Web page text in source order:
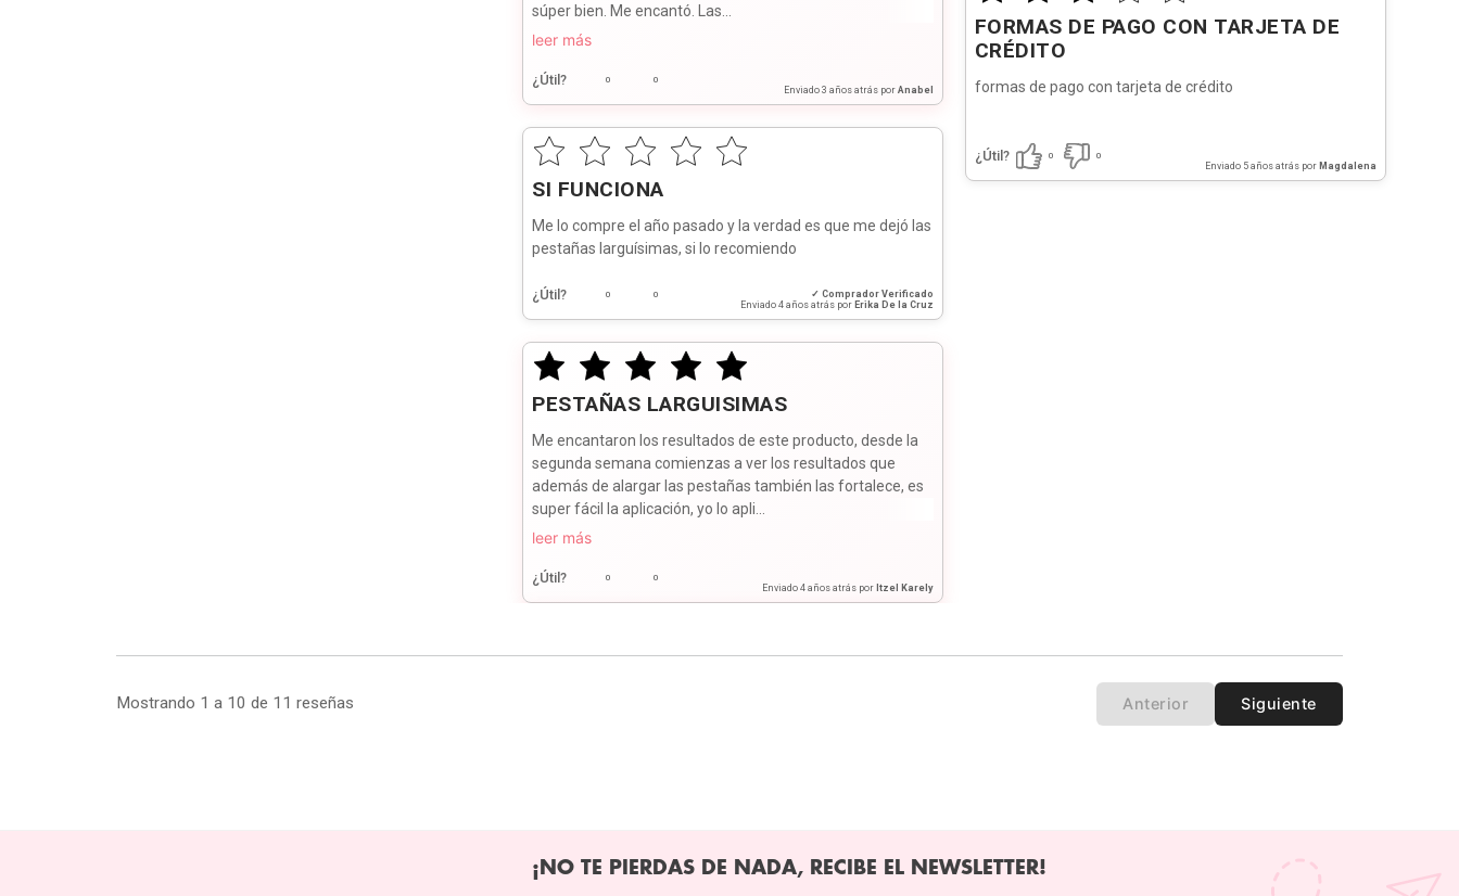
súper bien. Me encantó. Las...
leer más
¿Útil? 0 0
Enviado 3 años atráspor Anabel
SI FUNCIONA
Me lo compre el año pasado y la verdad es que me dejó las
pestañas larguísimas, si lo recomiendo
¿Útil? 0 0
✓ Comprador Verificado
Enviado 4 años atráspor Erika De la Cruz
PESTAÑAS LARGUISIMAS
Me encantaron los resultados de este producto, desde la
segunda semana comienzas a ver los resultados que
además de alargar las pestañas también las fortalece, es
super fácil la aplicación, yo lo apli...
leer más
¿Útil? 0 0
Enviado 4 años atráspor Itzel Karely
FORMAS DE PAGO CON TARJETA DE
CRÉDITO
formas de pago con tarjeta de crédito
¿Útil? 0 0
Enviado 5 años atráspor Magdalena
Mostrando 1 a 10 de 11 reseñas Anterior Siguiente
¡NO TE PIERDAS DE NADA, RECIBE EL NEWSLETTER!